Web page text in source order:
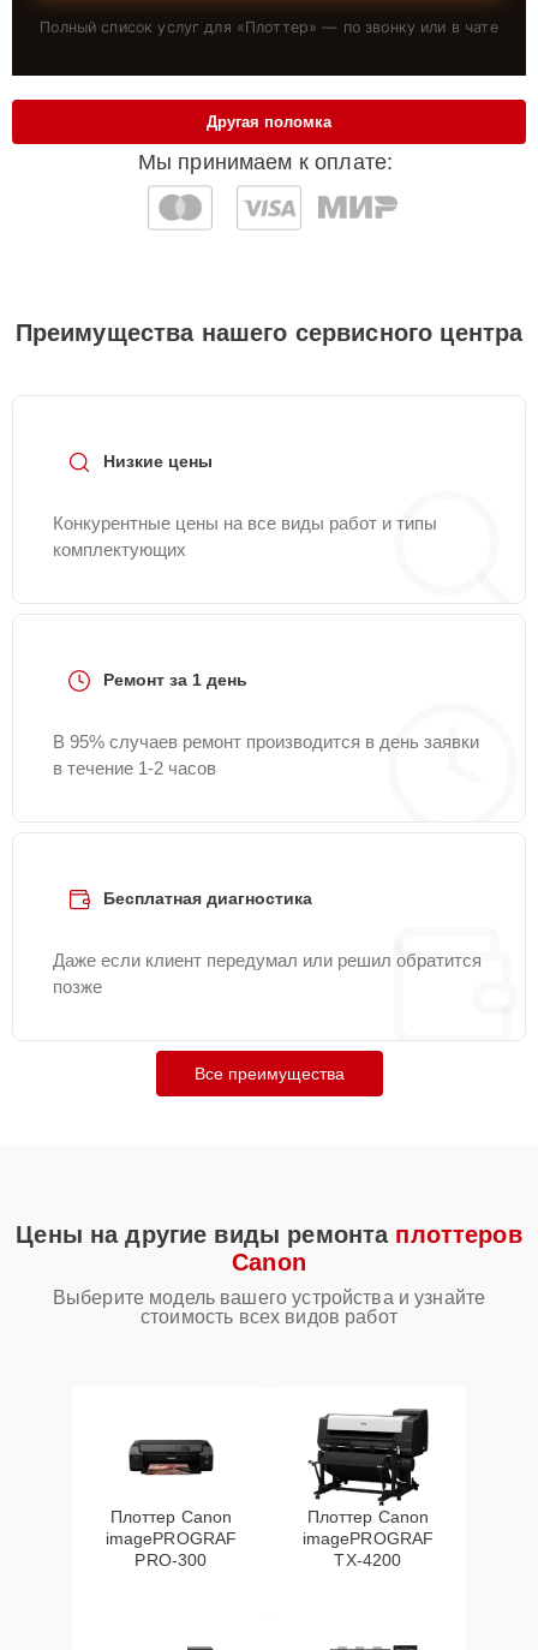
Полный список услуг для «Плоттер» — по звонку или в чате
Мы принимаем к оплате:
Другая поломка
Преимущества нашего сервисного центра
Низкие цены
Конкурентные цены на все виды работ и типы
комплектующих
Ремонт за 1 день
В 95% случаев ремонт производится в день заявки
в течение 1-2 часов
Бесплатная диагностика
Даже если клиент передумал или решил обратится
позже
Все преимущества
Цены на другие виды ремонта плоттеров
Canon
Выберите модель вашего устройства и узнайте
стоимость всех видов работ
Плоттер Canon
imagePROGRAF
PRO-300
Плоттер Canon
imagePROGRAF
TX-4200